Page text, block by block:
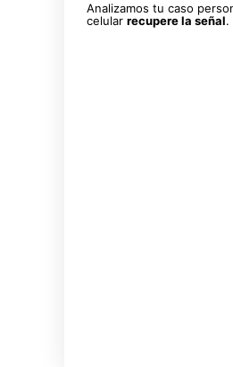
Analizamos tu caso
celular recupere la señal.